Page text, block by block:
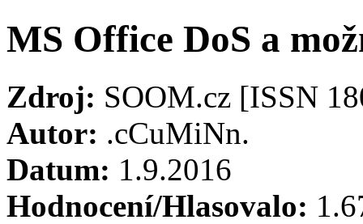
MS Office DoS a
Zdroj: SOOM.cz [ISSN
Autor: .cCuMiNn.
Datum: 1.9.2016
Hodnocení/Hlasovalo: